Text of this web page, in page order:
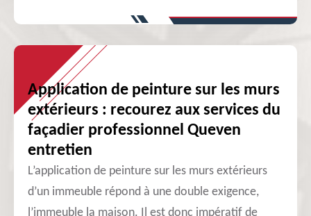
Application de peinture sur les murs
extérieurs : recourez aux services du
façadier professionnel Queven
entretien
L’application de peinture sur les murs extérieurs
d’un immeuble répond à une double exigence,
l’immeuble la maison. Il est donc impératif de